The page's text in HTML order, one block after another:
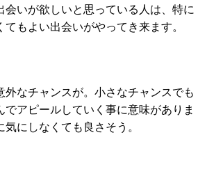
会いが欲しいと思っている人は、特に
もよい出会いがやってき来ます。
外なチャンスが。小さなチャンスでも
でアピールしていく事に意味がありま
にしなくても良さそう。